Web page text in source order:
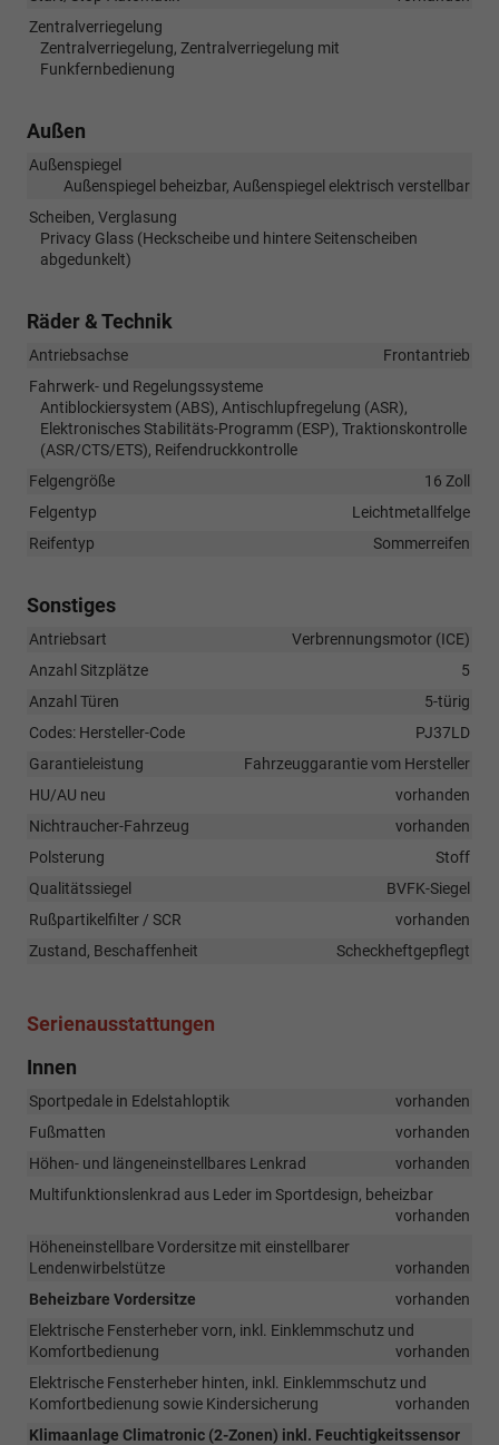
Zentralverriegelung
Zentralverriegelung, Zentralverriegelung mit
Funkfernbedienung
Außen
Außenspiegel
Außenspiegel beheizbar, Außenspiegel elektrisch verstellbar
Scheiben, Verglasung
Privacy Glass (Heckscheibe und hintere Seitenscheiben
abgedunkelt)
Räder & Technik
Antriebsachse
Frontantrieb
Fahrwerk- und Regelungssysteme
Antiblockiersystem (ABS), Antischlupfregelung (ASR),
Elektronisches Stabilitäts-Programm (ESP), Traktionskontrolle
(ASR/CTS/ETS), Reifendruckkontrolle
Felgengröße
16 Zoll
Felgentyp
Leichtmetallfelge
Reifentyp
Sommerreifen
Sonstiges
Antriebsart
Verbrennungsmotor (ICE)
Anzahl Sitzplätze
5
Anzahl Türen
5-türig
Codes: Hersteller-Code
PJ37LD
Garantieleistung
Fahrzeuggarantie vom Hersteller
HU/AU neu
vorhanden
Nichtraucher-Fahrzeug
vorhanden
Polsterung
Stoff
Qualitätssiegel
BVFK-Siegel
Rußpartikelfilter / SCR
vorhanden
Zustand, Beschaffenheit
Scheckheftgepflegt
Serienausstattungen
Innen
Sportpedale in Edelstahloptik
vorhanden
Fußmatten
vorhanden
Höhen- und längeneinstellbares Lenkrad
vorhanden
Multifunktionslenkrad aus Leder im Sportdesign, beheizbar
vorhanden
Höheneinstellbare Vordersitze mit einstellbarer
Lendenwirbelstütze
vorhanden
Beheizbare Vordersitze
vorhanden
Elektrische Fensterheber vorn, inkl. Einklemmschutz und
Komfortbedienung
vorhanden
Elektrische Fensterheber hinten, inkl. Einklemmschutz und
Komfortbedienung sowie Kindersicherung
vorhanden
Klimaanlage Climatronic (2-Zonen) inkl. Feuchtigkeitssensor